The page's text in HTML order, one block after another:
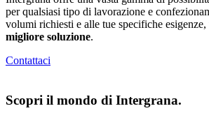
per qualsiasi tipo di lavorazione e
volumi richiesti e alle tue specifiche esigenze,
migliore soluzione.
Contattaci
Scopri il mondo di Intergrana.